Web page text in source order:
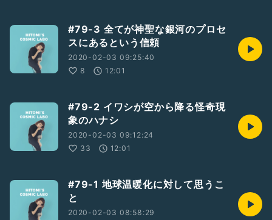
#79-3 全てが神聖な銀河のプロセ
スにあるという信頼
2020-02-03 09:25:40
8
12:01
#79-2 イワシが空から降る怪奇現
象のハナシ
2020-02-03 09:12:24
33
12:01
#79-1 地球温暖化に対して思うこ
と
2020-02-03 08:58:29